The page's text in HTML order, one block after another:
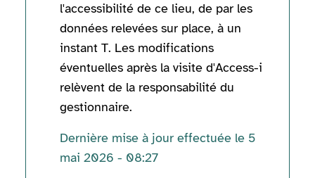
l'accessibilité de ce lieu, de par les
données relevées sur place, à un
instant T. Les modifications
éventuelles après la visite d'Access-i
relèvent de la responsabilité du
gestionnaire.
Dernière mise à jour effectuée le 5
mai 2026 - 08:27